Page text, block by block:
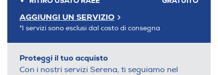
AGGIUNGI UN SERVIZIO
*I servizi sono esclusi dal costo di consegna
Proteggi il tuo acquisto
Con i nostri servizi Serena, ti seguiamo nel